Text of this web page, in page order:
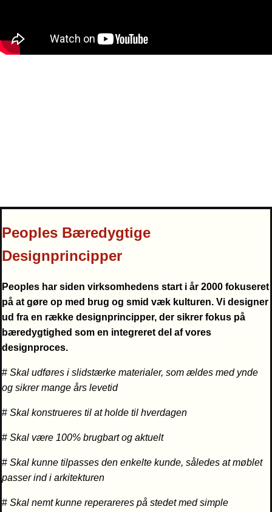
Peoples Bæredygtige
Designprincipper
Peoples har siden virksomhedens start i år 2000 fokuseret
på at gøre op med brug og smid væk kulturen. Vi designer
ud fra en række designprincipper, der sikrer fokus på
bæredygtighed som en integreret del af vores
designproces.
# Skal udføres i slidstærke materialer, som ældes med ynde
og sikrer mange års levetid
# Skal konstrueres til at holde til hverdagen
# Skal være 100% brugbart og aktuelt
# Skal kunne tilpasses den enkelte kunde, således at møblet
passer ind i arkitekturen
# Skal nemt kunne reperareres på stedet med simple